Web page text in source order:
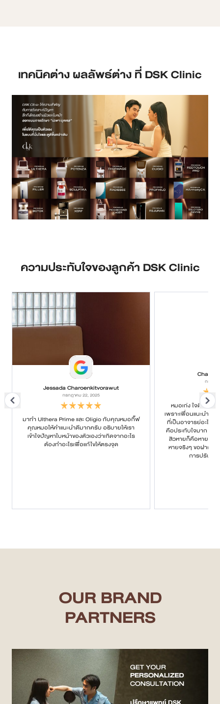
เทคนิคต่าง ผลลัพธ์ต่าง ที่ DSK Clinic
ความประทับใจของลูกค้า DSK Clinic
Jessada Charoenkitvorawut
กรกฎาคม 22, 2025
มาทำ Ulthera Prime และ Oligio กับคุณหมอกิ๊ฟ
คุณหมอให้คำแนะนำดีมากครับ อธิบายให้เรา
เข้าใจปัญหาใบหน้าของตัวเองว่าเกิดจากอะไร
ต้องทำอะไรเพื่อแก้ไขให้ตรงจุด
กรกฎา
หมอเก่ง ใจดี ค่อย
เพราะเพื่อนแนะนำม
ที่เป็นอาจารย์อะไร
คือประทับใจมาก ให้ค
สิวหายก็คือหาย หา
หายจริงๆ ขอฝากเ
การปรับรู
OUR BRAND
PARTNERS